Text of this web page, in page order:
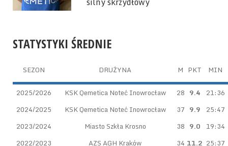
STATYSTYKI ŚREDNIE
SEZON DRUŻYNA M PKT MIN
2025/2026 KSK Qemetica Noteć Inowrocław 28 9.4 21:36
2024/2025
KSK Qemetica Noteć Inowrocław 37 9.9 25:47
2023/2024
Miasto Szkła Krosno 38 9.0 19:34
2022/2023
AZS AGH Kraków 34 11.2 25:37